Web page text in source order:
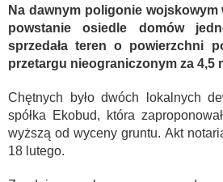
Na dawnym poligonie
powstanie osiedle domów
sprzedała teren o powierzchni
przetargu nieograniczonym za 4,5
Chętnych było dwóch lokalnych
spółka Ekobud, która
wyższą od wyceny gruntu. Akt
18 lutego.